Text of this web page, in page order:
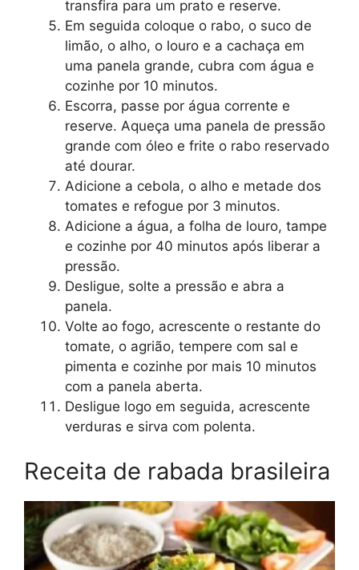
transfira para um prato e reserve.
Em seguida coloque o rabo, o suco de
limão, o alho, o louro e a cachaça em
uma panela grande, cubra com água e
cozinhe por 10 minutos.
Escorra, passe por água corrente e
reserve. Aqueça uma panela de pressão
grande com óleo e frite o rabo reservado
até dourar.
Adicione a cebola, o alho e metade dos
tomates e refogue por 3 minutos.
Adicione a água, a folha de louro, tampe
e cozinhe por 40 minutos após liberar a
pressão.
Desligue, solte a pressão e abra a
panela.
Volte ao fogo, acrescente o restante do
tomate, o agrião, tempere com sal e
pimenta e cozinhe por mais 10 minutos
com a panela aberta.
Desligue logo em seguida, acrescente
verduras e sirva com polenta.
Receita de rabada brasileira